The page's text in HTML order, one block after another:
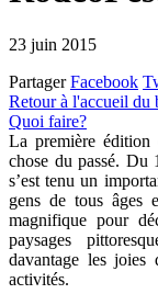
23 juin 2015
Partager Facebook
Retour à l'accueil du
Quoi faire?
La première édition
chose du passé. Du
s’est tenu un
gens de tous âges
magnifique pour
paysages
davantage les joies
activités.